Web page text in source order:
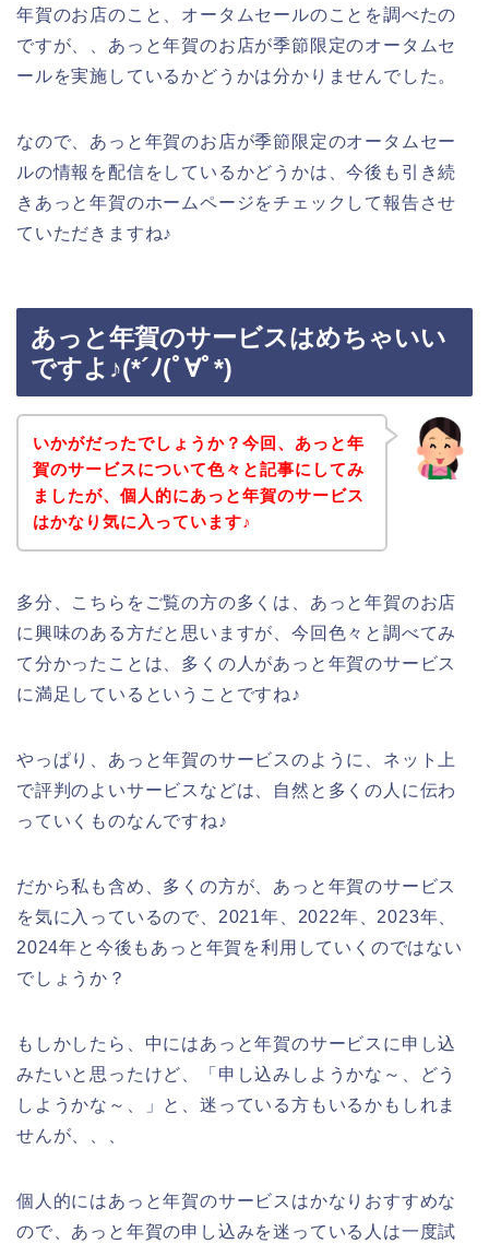
年賀のお店のこと、オータムセールのことを調べたの
ですが、、あっと年賀のお店が季節限定のオータムセ
ールを実施しているかどうかは分かりませんでした。
なので、あっと年賀のお店が季節限定のオータムセー
ルの情報を配信をしているかどうかは、今後も引き続
きあっと年賀のホームページをチェックして報告させ
ていただきますね♪
あっと年賀のサービスはめちゃいい
ですよ♪(*´ﾉ(ﾟ∀ﾟ*)
いかがだったでしょうか？今回、あっと年
賀のサービスについて色々と記事にしてみ
ましたが、個人的にあっと年賀のサービス
はかなり気に入っています♪
多分、こちらをご覧の方の多くは、あっと年賀のお店
に興味のある方だと思いますが、今回色々と調べてみ
て分かったことは、多くの人があっと年賀のサービス
に満足しているということですね♪
やっぱり、あっと年賀のサービスのように、ネット上
で評判のよいサービスなどは、自然と多くの人に伝わ
っていくものなんですね♪
だから私も含め、多くの方が、あっと年賀のサービス
を気に入っているので、2021年、2022年、2023年、
2024年と今後もあっと年賀を利用していくのではない
でしょうか？
もしかしたら、中にはあっと年賀のサービスに申し込
みたいと思ったけど、「申し込みしようかな～、どう
しようかな～、」と、迷っている方もいるかもしれま
せんが、、、
個人的にはあっと年賀のサービスはかなりおすすめな
ので、あっと年賀の申し込みを迷っている人は一度試